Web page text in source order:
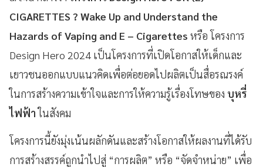
CIGARETTES ? Wake Up and Understand the
Hazards of Vaping and E – Cigarettes หรือ โครงการ
Design Hero 2024 เป็นโครงการที่เปิดโอกาสให้เด็กและ
เยาวชนออกแบบแนวคิดเพื่อต่อยอดไปผลิตเป็นสื่อรณรงค์
ในการสร้างความเข้าใจและการให้ความรู้เรื่องโทษของ บุหรี่
ไฟฟ้าในสังคม
โครงการนี้ยังมุ่งเน้นผลักดันและสร้างโอกาสให้ผลงานที่ได้รับ
การสร้างสรรค์ถูกนำไปสู่ “การผลิต” หรือ “จัดจำหน่าย” เพื่อ